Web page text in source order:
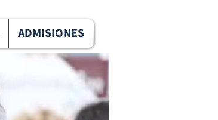
ADMISIONES